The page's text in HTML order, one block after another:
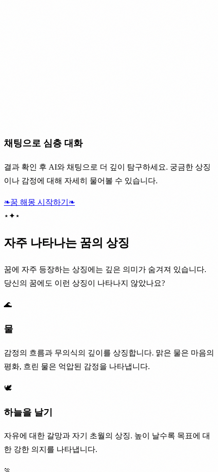
채팅으로 심층 대화
결과 확인 후 AI와 채팅으로 더 깊이 탐구하세요. 궁금한 상징
이나 감정에 대해 자세히 물어볼 수 있습니다.
❧꿈 해몽 시작하기 ❧
⋆✦⋆
자주 나타나는 꿈의 상징
꿈에 자주 등장하는 상징에는 깊은 의미가 숨겨져 있습니다.
당신의 꿈에도 이런 상징이 나타나지 않았나요?
🌊
물
감정의 흐름과 무의식의 깊이를 상징합니다. 맑은 물은 마음의
평화, 흐린 물은 억압된 감정을 나타냅니다.
🕊️
하늘을 날기
자유에 대한 갈망과 자기 초월의 상징. 높이 날수록 목표에 대
한 강한 의지를 나타냅니다.